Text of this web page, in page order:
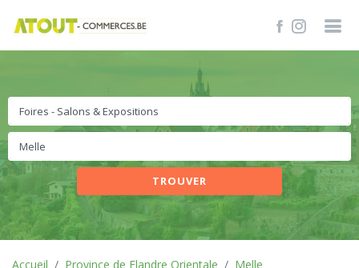
TROUVER
Accueil Province de Flandre Orientale
Melle